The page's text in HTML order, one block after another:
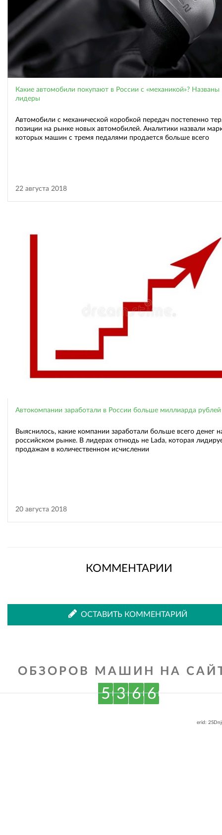
Какие автомобили покупают в России с «механикой»? Названы
лидеры
Автомобили с механической коробкой передач постепенно
позиции на рынке новых автомобилей. Аналитики назвали
которых машин с тремя педалями продается больше всего
22 августа 2018
Автокомпании заработали в России больше миллиарда рублей
Выяснилось, какие компании заработали больше всего денег
российском рынке. В лидерах отнюдь не Lada, которая
продажам в количественном исчислении
20 августа 2018
КОММЕНТАРИИ
ОСТАВИТЬ КОММЕНТАРИЙ
ОБЗОРОВ МАШИН НА
5 3 6 6
erid: